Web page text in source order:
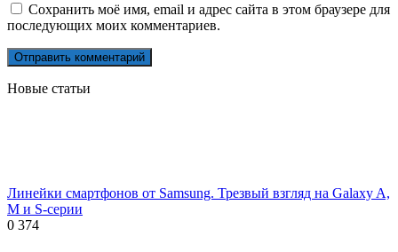
Сохранить моё имя, email и адрес сайта в этом браузере для
последующих моих комментариев.
Новые статьи
Линейки смартфонов от Samsung. Трезвый взгляд на Galaxy A,
M и S-серии
0 374